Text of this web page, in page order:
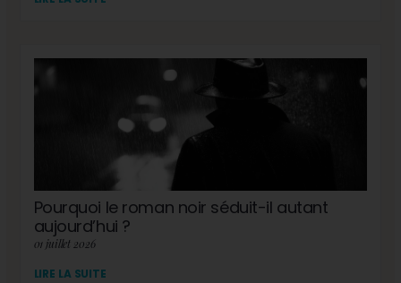
Pourquoi le roman noir séduit-il autant
aujourd’hui ?
01 juillet 2026
LIRE LA SUITE